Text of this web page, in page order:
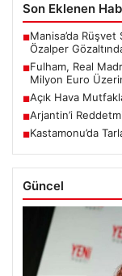
Son Eklenen
■Manisa’da Rüşvet
Özalper
■Fulham, Real
Milyon Euro
■Açık Hava
■Arjantin’i
■Kastamonu’da
Güncel